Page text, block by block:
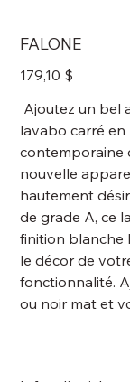
FALONE
Prix
179,10 $
Ajoutez un bel
lavabo carré en
contemporaine
nouvelle
hautement
de grade A, ce
finition blanche
le décor de
fonctionnalité.
ou noir mat et